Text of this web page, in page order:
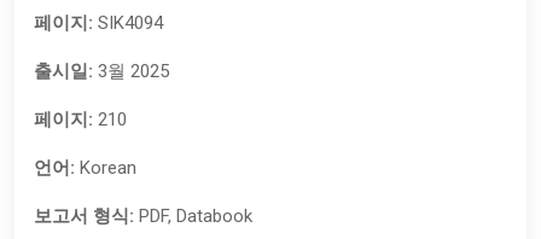
페이지: SIK4094
출시일: 3월 2025
페이지: 210
언어: Korean
보고서 형식: PDF, Databook